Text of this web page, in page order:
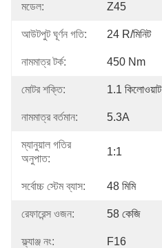
মডেল: Z45
আউটপুট ঘূর্ণন গতি: 24 R/মিনিট
নামমাত্র টর্ক: 450 Nm
মোটর শক্তি: 1.1 কিলোওয়াট
নামমাত্র বর্তমান: 5.3A
ম্যানুয়াল গতির
অনুপাত:
1:1
সর্বোচ্চ স্টেম ব্যাস: 48 মিমি
রেফারেন্স ওজন: 58 কেজি
ফ্ল্যাঞ্জ নং: F16